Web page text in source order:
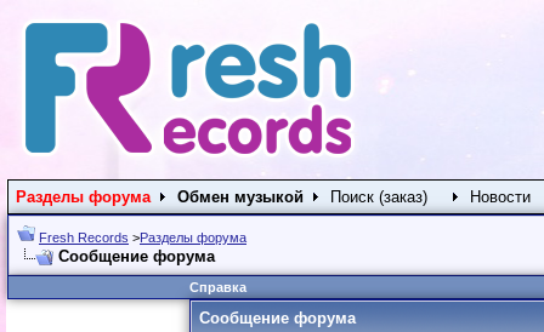
Разделы форума Обмен музыкой Поиск (заказ) Новости
Fresh Records >Разделы форума
Сообщение форума
Справка
Сообщение форума